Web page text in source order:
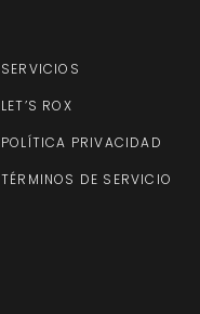
SERVICIOS
LET’S ROX
POLÍTICA PRIVACIDAD
TÉRMINOS DE SERVICIO